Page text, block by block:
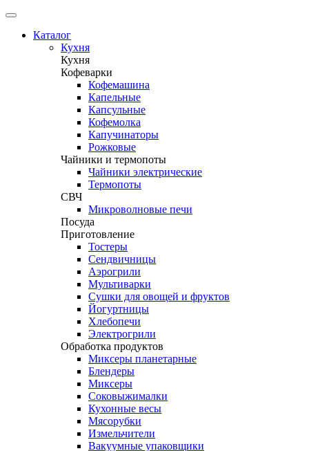
Каталог
Кухня
Кухня
Кофеварки
Кофемашина
Капельные
Капсульные
Кофемолка
Капучинаторы
Рожковые
Чайники и термопоты
Чайники электрические
Термопоты
СВЧ
Микроволновые печи
Посуда
Приготовление
Тостеры
Сендвичницы
Аэрогрили
Мультиварки
Сушки для овощей и фруктов
Йогуртницы
Хлебопечи
Электрогрили
Обработка продуктов
Миксеры планетарные
Блендеры
Миксеры
Соковыжималки
Кухонные весы
Мясорубки
Измельчители
Вакуумные упаковщики